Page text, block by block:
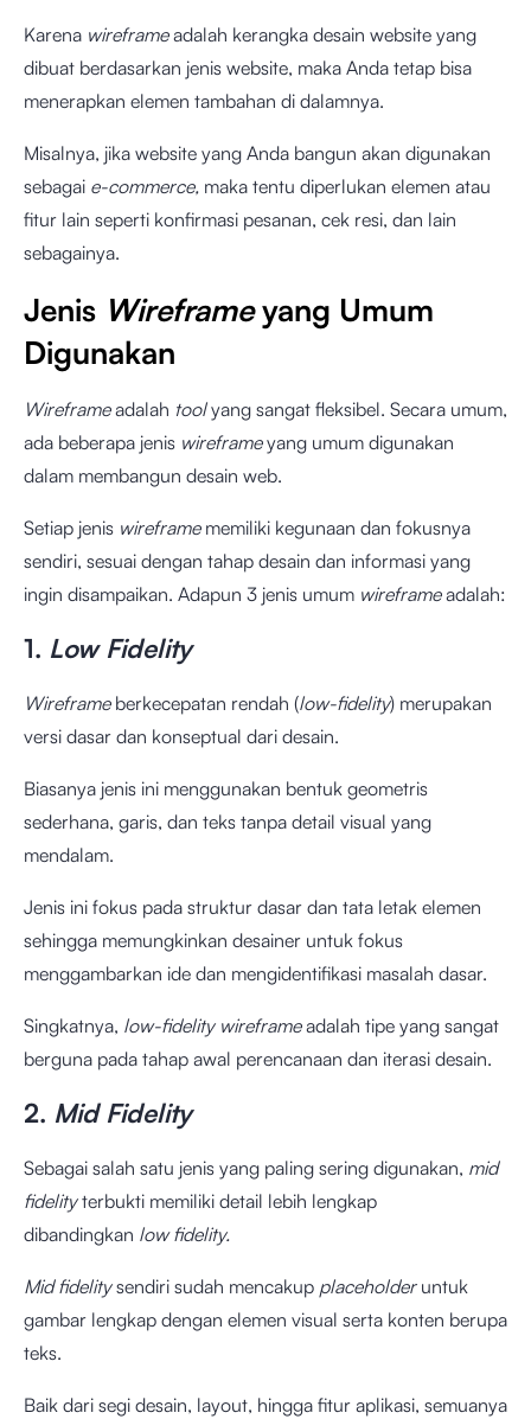
Karena wireframeadalah kerangka desain website yang
dibuat berdasarkan jenis website, maka Anda tetap bisa
menerapkan elemen tambahan di dalamnya.
Misalnya, jika website yang Anda bangun akan digunakan
sebagai e-commerce, maka tentu diperlukan elemen atau
fitur lain seperti konfirmasi pesanan, cek resi, dan lain
sebagainya.
Jenis Wireframeyang Umum
Digunakan
Wireframeadalah toolyang sangat fleksibel. Secara umum,
ada beberapa jenis wireframeyang umum digunakan
dalam membangun desain web.
Setiap jenis wireframe memiliki kegunaan dan fokusnya
sendiri, sesuai dengan tahap desain dan informasi yang
ingin disampaikan. Adapun 3 jenis umum wireframeadalah:
1. Low Fidelity
Wireframe berkecepatan rendah (low-fidelity) merupakan
versi dasar dan konseptual dari desain.
Biasanya jenis ini menggunakan bentuk geometris
sederhana, garis, dan teks tanpa detail visual yang
mendalam.
Jenis ini fokus pada struktur dasar dan tata letak elemen
sehingga memungkinkan desainer untuk fokus
menggambarkan ide dan mengidentifikasi masalah dasar.
Singkatnya, low-fidelity wireframeadalah tipe yang sangat
berguna pada tahap awal perencanaan dan iterasi desain.
2. Mid Fidelity
Sebagai salah satu jenis yang paling sering digunakan, mid
fidelityterbukti memiliki detail lebih lengkap
dibandingkan low fidelity.
Mid fidelitysendiri sudah mencakup placeholder untuk
gambar lengkap dengan elemen visual serta konten berupa
teks.
Baik dari segi desain, layout, hingga fitur aplikasi, semuanya